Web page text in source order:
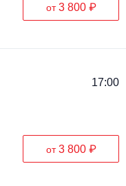
от3 800 ₽
17:00
от3 800 ₽